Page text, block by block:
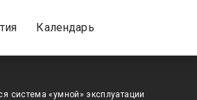
Календарь
система «умной» эксплуатации